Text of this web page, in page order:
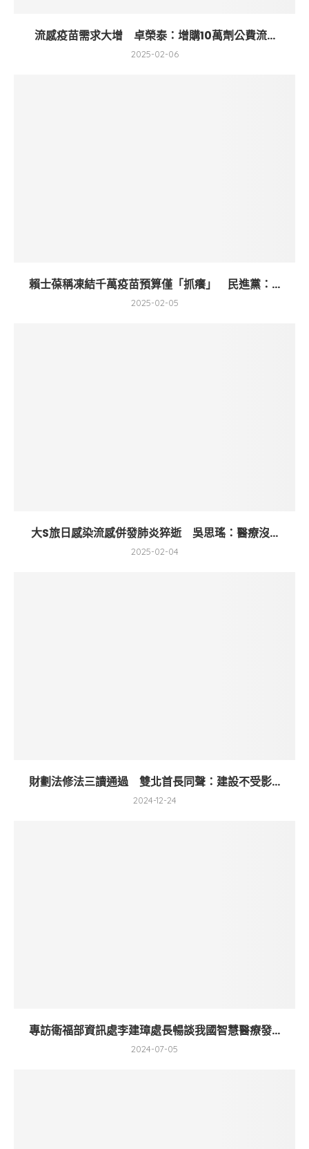
流感疫苗需求大增 卓榮泰：增購10萬劑公費流...
2025-02-06
賴士葆稱凍結千萬疫苗預算僅「抓癢」 民進黨：...
2025-02-05
大S旅日感染流感併發肺炎猝逝 吳思瑤：醫療沒...
2025-02-04
財劃法修法三讀通過 雙北首長同聲：建設不受影...
2024-12-24
專訪衛福部資訊處李建璋處長暢談我國智慧醫療發...
2024-07-05